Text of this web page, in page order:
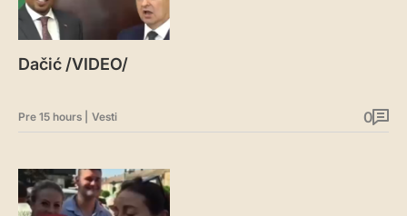
Dačić /VIDEO/
Pre 15 hours Vesti 0